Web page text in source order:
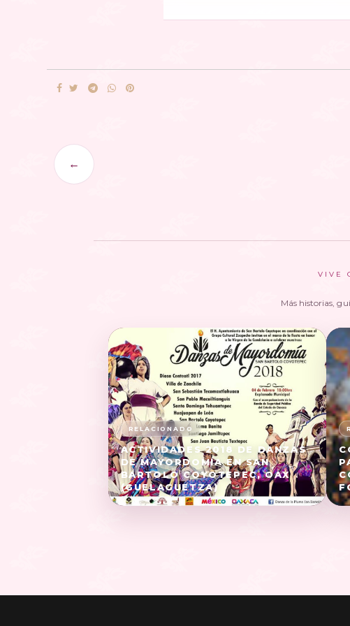
←
VIVE
Más historias,
ACTIVIDADES 2018 DE DANZAS
DE MAYORDOMÍA EN SAN
BARTOLO COYOTEPEC, OAX
(GUELAGUETZA)